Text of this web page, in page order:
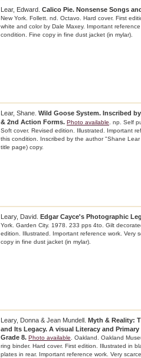
Lear, Edward. Calico Pie. Nonsense Songs
New York. Follett. nd. Octavo. Hard cover. First
white and color by Dale Maxey. Important
condition. Fine copy in fine dust jacket (in mylar).
Lear, Shane. Wild Goose System. Inscribed
& 2nd Action Forms. Photo available . np. Self
Soft cover. Revised edition. Illustrated. Important
this condition. Inscribed by the author "Shane
title page) copy.
Leary, David. Edgar Cayce's Photographic
York. Garden City. 1978. 233 pps 4to. Gilt
edition. Illustrated. Important reference work. Very
copy in fine dust jacket (in mylar).
Leary, Donna & Jean Mundell. Myth & Reality:
and Its Legacy. A visual Literacy and
Grade 8. Photo available . Oakland. Oakland
ring binder. Hard cover. First edition. Illustrated in
plates in rear. Important reference work. Very